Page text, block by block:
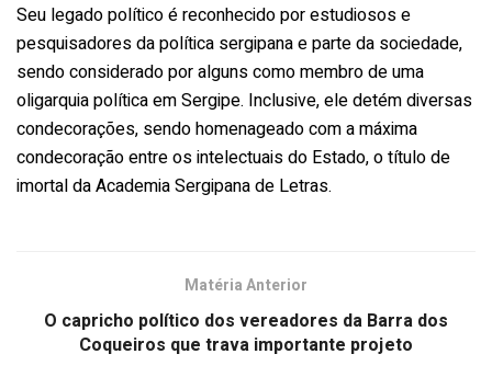
Seu legado político é reconhecido por estudiosos e
pesquisadores da política sergipana e parte da sociedade,
sendo considerado por alguns como membro de uma
oligarquia política em Sergipe. Inclusive, ele detém diversas
condecorações, sendo homenageado com a máxima
condecoração entre os intelectuais do Estado, o título de
imortal da Academia Sergipana de Letras.
Matéria Anterior
O capricho político dos vereadores da Barra dos
Coqueiros que trava importante projeto